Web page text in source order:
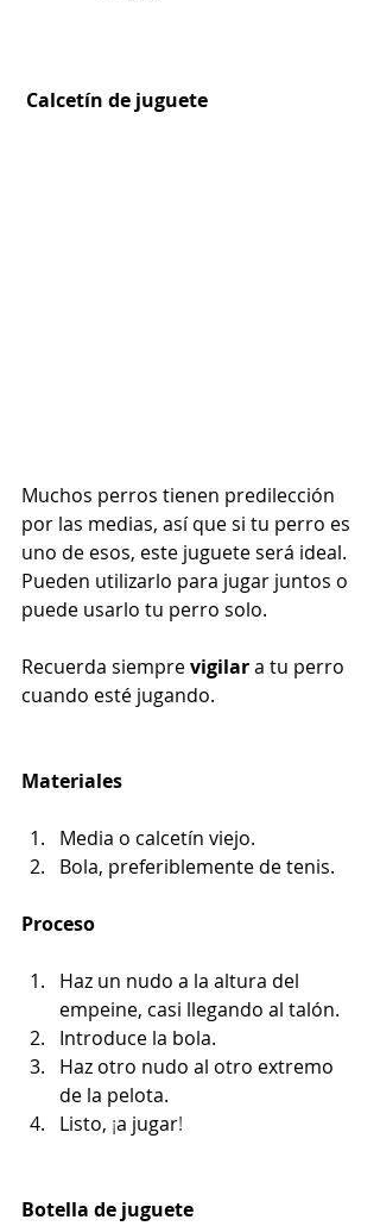
Calcetín de juguete
Muchos perros tienen predilección
por las medias, así que si tu perro es
uno de esos, este juguete será ideal.
Pueden utilizarlo para jugar juntos o
puede usarlo tu perro solo.
Recuerda siempre vigilar a tu perro
cuando esté jugando.
Materiales
Media o calcetín viejo.
Bola, preferiblemente de tenis.
Proceso
Haz un nudo a la altura del
empeine, casi llegando al talón.
Introduce la bola.
Haz otro nudo al otro extremo
de la pelota.
Listo, ¡a jugar!
Botella de juguete